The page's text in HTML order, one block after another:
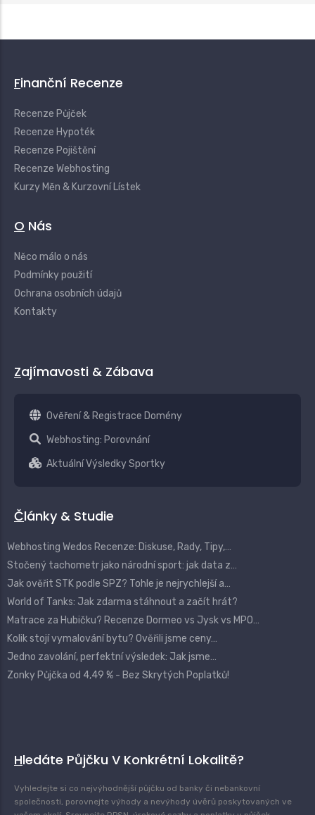
Finanční Recenze
Recenze Půjček
Recenze Hypoték
Recenze Pojištění
Recenze Webhosting
Kurzy Měn & Kurzovní Lístek
O Nás
Něco málo o nás
Podmínky použití
Ochrana osobních údajů
Kontakty
Zajímavosti & Zábava
Ověření & Registrace Domény
Webhosting: Porovnání
Aktuální Výsledky Sportky
Články & Studie
Webhosting Wedos Recenze: Diskuse, Rady, Tipy,…
Stočený tachometr jako národní sport: jak data z…
Jak ověřit STK podle SPZ? Tohle je nejrychlejší a…
World of Tanks: Jak zdarma stáhnout a začít hrát?
Matrace za Hubičku? Recenze Dormeo vs Jysk vs MPO…
Kolik stojí vymalování bytu? Ověřili jsme ceny…
Jedno zavolání, perfektní výsledek: Jak jsme…
Zonky Půjčka od 4,49 % - Bez Skrytých Poplatků!
Hledáte Půjčku V Konkrétní Lokalitě?
Vyhledejte si co nejvýhodnější půjčku od banky či nebankovní
společnosti, porovnejte výhody a nevýhody úvěrů poskytovaných ve